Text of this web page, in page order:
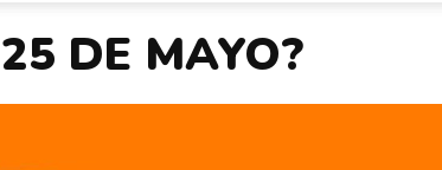
DE MAYO?